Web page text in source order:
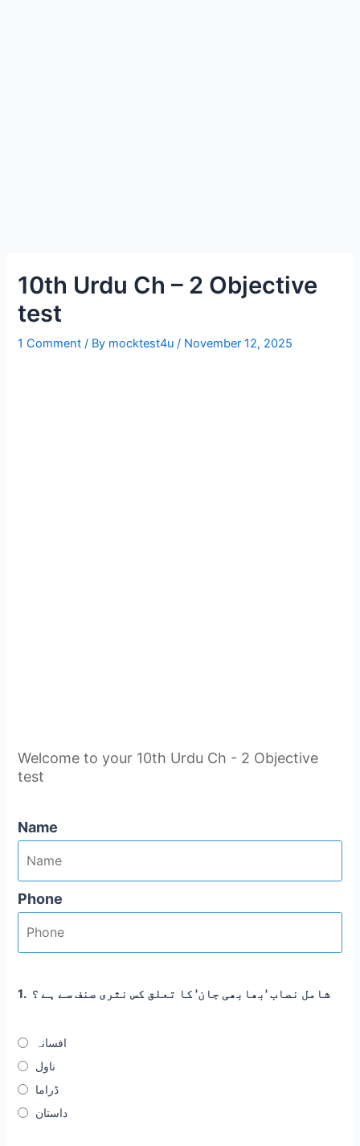
10th Urdu Ch – 2 Objective
test
1 Comment / By mocktest4u / November 12, 2025
Welcome to your 10th Urdu Ch - 2 Objective
test
Name
Phone
1. شامل نصاب 'بھابھی جان' کا تعلق کس نثری صنف سے ہے ؟
افسانہ
ناول
ڈراما
داستان